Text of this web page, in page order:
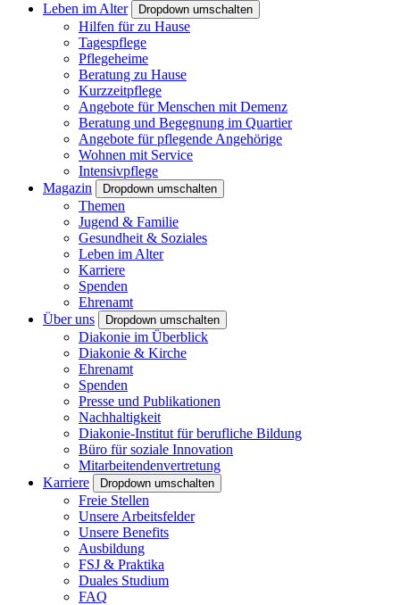
Leben im Alter
Dropdown umschalten
Hilfen für zu Hause
Tagespflege
Pflegeheime
Beratung zu Hause
Kurzzeitpflege
Angebote für Menschen mit Demenz
Beratung und Begegnung im Quartier
Angebote für pflegende Angehörige
Wohnen mit Service
Intensivpflege
Magazin
Dropdown umschalten
Themen
Jugend & Familie
Gesundheit & Soziales
Leben im Alter
Karriere
Spenden
Ehrenamt
Über uns
Dropdown umschalten
Diakonie im Überblick
Diakonie & Kirche
Ehrenamt
Spenden
Presse und Publikationen
Nachhaltigkeit
Diakonie-Institut für berufliche Bildung
Büro für soziale Innovation
Mitarbeitendenvertretung
Karriere
Dropdown umschalten
Freie Stellen
Unsere Arbeitsfelder
Unsere Benefits
Ausbildung
FSJ & Praktika
Duales Studium
FAQ